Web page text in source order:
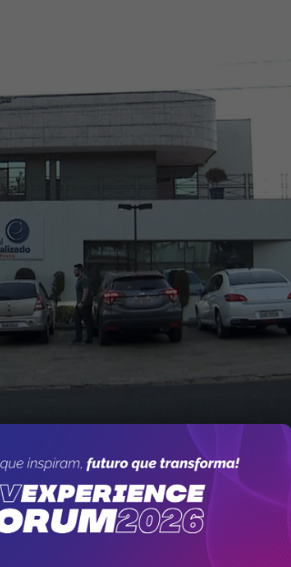
mercado, sempre tentando implantar
do Hospital,Clarissa Rau.